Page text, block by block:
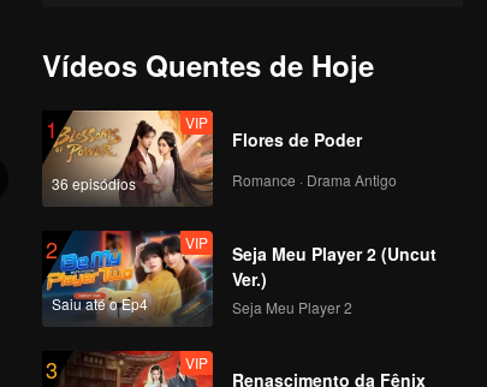
Vídeos Quentes de Hoje
1
36 episódios
VIP
Flores de Poder
Romance · Drama Antigo
2
Saiu até o Ep4
VIP
Seja Meu Player 2 (Uncut
Ver.)
Seja Meu Player 2
3 VIP
Renascimento da Fênix